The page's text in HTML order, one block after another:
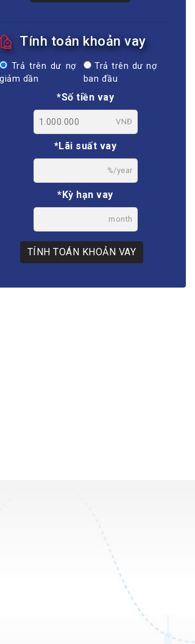
Tính toán khoản vay
Trả trên dư nợ
giảm dần
Trả trên dư nợ
ban đầu
*Số tiền vay
VNĐ
*Lãi suất vay
%/year
*Kỳ hạn vay
month
TÍNH TOÁN KHOẢN VAY